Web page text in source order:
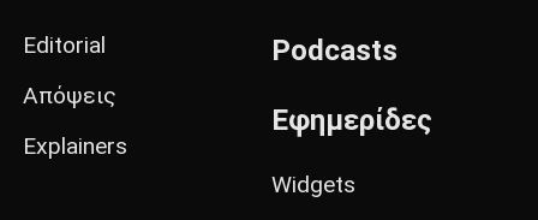
Editorial
Απόψεις
Explainers
Podcasts
Εφημερίδες
Widgets